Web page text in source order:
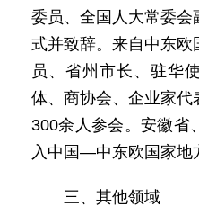
委员、全国人大常委
式并致辞。来自中东
员、省州市长、驻华
体、商协会、企业家
300余人参会。安徽省
入中国—中东欧国家地
三、其他领域